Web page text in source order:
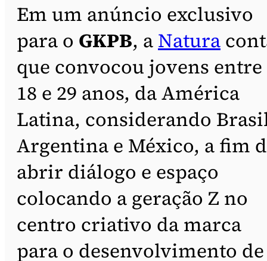
Em um anúncio exclusivo
para o GKPB, a Natura
que convocou jovens entre
18 e 29 anos, da América
Latina, considerando
Argentina e México, a fim
abrir diálogo e espaço
colocando a geração Z no
centro criativo da marca
para o desenvolvimento de